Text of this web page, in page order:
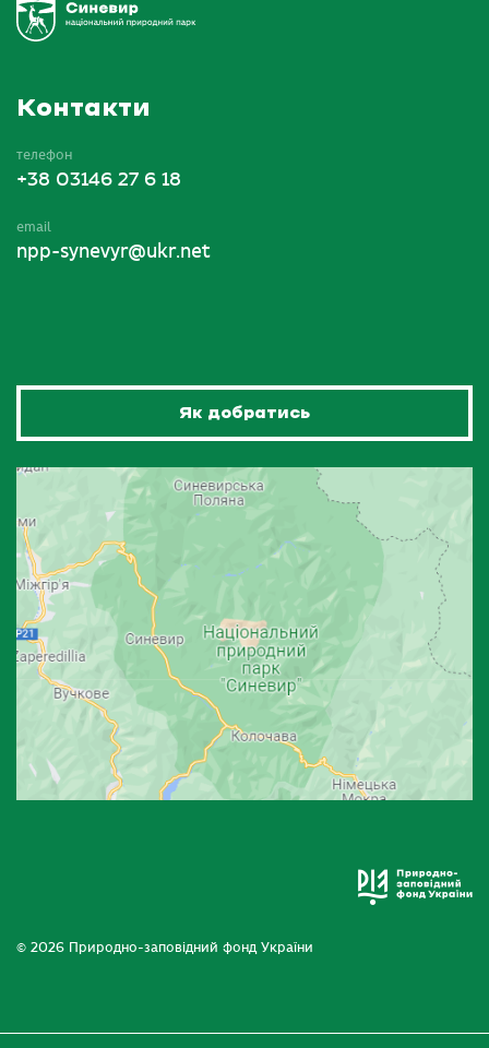
Контакти
телефон
+38 03146 27 6 18
email
npp-synevyr@ukr.net
Як добратись
© 2026 Природно-заповідний фонд України